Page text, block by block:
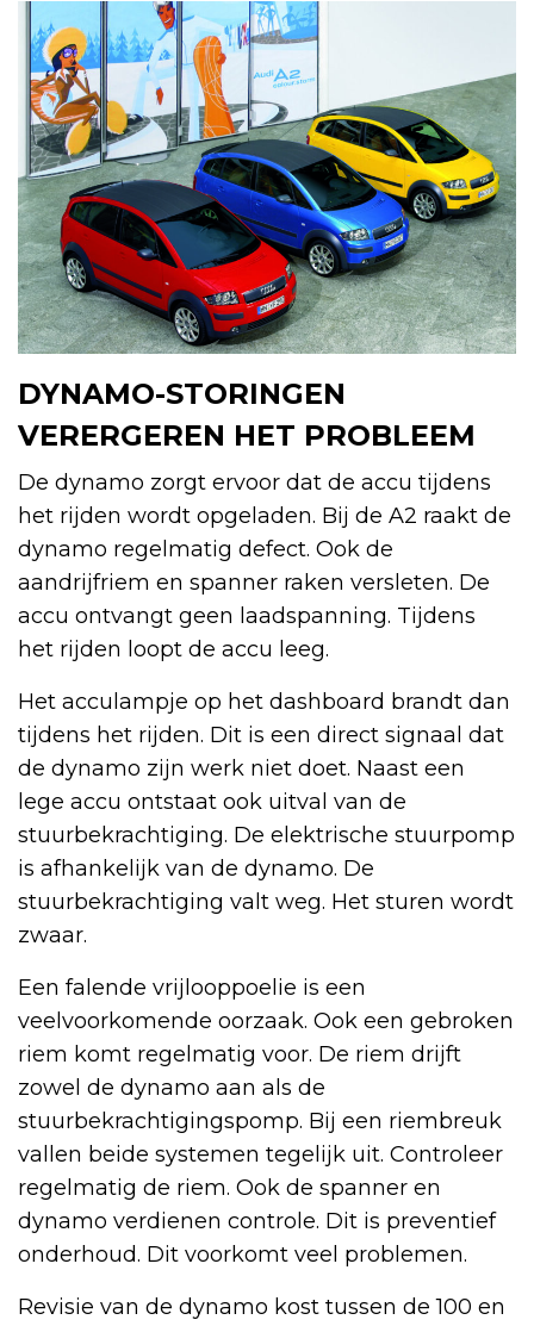
DYNAMO-STORINGEN
VERERGEREN HET PROBLEEM
De dynamo zorgt ervoor dat de accu tijdens
het rijden wordt opgeladen. Bij de A2 raakt de
dynamo regelmatig defect. Ook de
aandrijfriem en spanner raken versleten. De
accu ontvangt geen laadspanning. Tijdens
het rijden loopt de accu leeg.
Het acculampje op het dashboard brandt dan
tijdens het rijden. Dit is een direct signaal dat
de dynamo zijn werk niet doet. Naast een
lege accu ontstaat ook uitval van de
stuurbekrachtiging. De elektrische stuurpomp
is afhankelijk van de dynamo. De
stuurbekrachtiging valt weg. Het sturen wordt
zwaar.
Een falende vrijlooppoelie is een
veelvoorkomende oorzaak. Ook een gebroken
riem komt regelmatig voor. De riem drijft
zowel de dynamo aan als de
stuurbekrachtigingspomp. Bij een riembreuk
vallen beide systemen tegelijk uit. Controleer
regelmatig de riem. Ook de spanner en
dynamo verdienen controle. Dit is preventief
onderhoud. Dit voorkomt veel problemen.
Revisie van de dynamo kost tussen de 100 en